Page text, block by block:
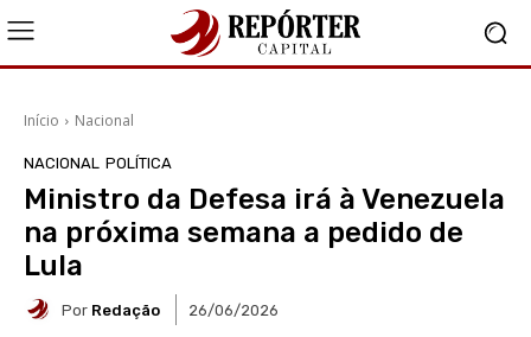
Início Nacional
NACIONAL POLÍTICA
Ministro da Defesa irá à Venezuela
na próxima semana a pedido de
Lula
Por Redação 26/06/2026